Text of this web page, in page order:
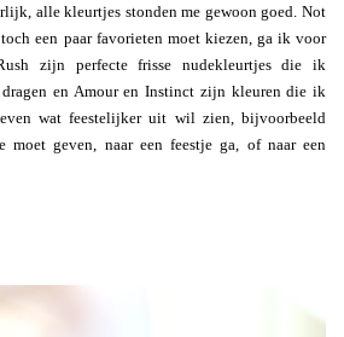
alle kleurtjes stonden me gewoon goed. Not
een paar favorieten moet kiezen, ga ik voor
zijn perfecte frisse nudekleurtjes die ik
en Amour en Instinct zijn kleuren die ik
wat feestelijker uit wil zien, bijvoorbeeld
moet geven, naar een feestje ga, of naar een